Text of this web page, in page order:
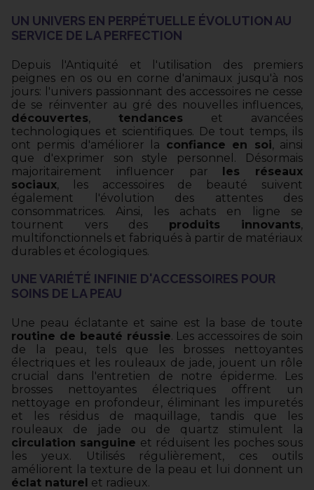
UN UNIVERS EN PERPÉTUELLE ÉVOLUTION AU
SERVICE DE LA PERFECTION
Depuis l'Antiquité et l'utilisation des premiers
peignes en os ou en corne d'animaux jusqu'à nos
jours: l'univers passionnant des accessoires ne cesse
de se réinventer au gré des nouvelles influences,
découvertes, tendances et avancées
technologiques et scientifiques. De tout temps, ils
ont permis d'améliorer la confiance en soi, ainsi
que d'exprimer son style personnel. Désormais
majoritairement influencer par les réseaux
sociaux, les accessoires de beauté suivent
également l'évolution des attentes des
consommatrices. Ainsi, les achats en ligne se
tournent vers des produits innovants,
multifonctionnels et fabriqués à partir de matériaux
durables et écologiques.
UNE VARIÉTÉ INFINIE D'ACCESSOIRES POUR
SOINS DE LA PEAU
Une peau éclatante et saine est la base de toute
routine de beauté réussie. Les accessoires de soin
de la peau, tels que les brosses nettoyantes
électriques et les rouleaux de jade, jouent un rôle
crucial dans l'entretien de notre épiderme. Les
brosses nettoyantes électriques offrent un
nettoyage en profondeur, éliminant les impuretés
et les résidus de maquillage, tandis que les
rouleaux de jade ou de quartz stimulent la
circulation sanguine et réduisent les poches sous
les yeux. Utilisés régulièrement, ces outils
améliorent la texture de la peau et lui donnent un
éclat naturel et radieux.